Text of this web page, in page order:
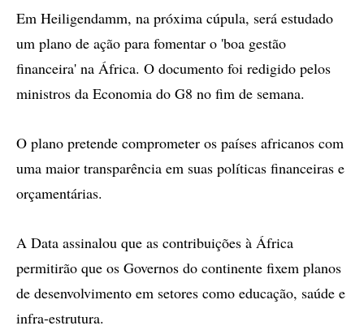
Em Heiligendamm, na próxima cúpula, será estudado
um plano de ação para fomentar o 'boa gestão
financeira' na África. O documento foi redigido pelos
ministros da Economia do G8 no fim de semana.
O plano pretende comprometer os países africanos com
uma maior transparência em suas políticas financeiras e
orçamentárias.
A Data assinalou que as contribuições à África
permitirão que os Governos do continente fixem planos
de desenvolvimento em setores como educação, saúde e
infra-estrutura.